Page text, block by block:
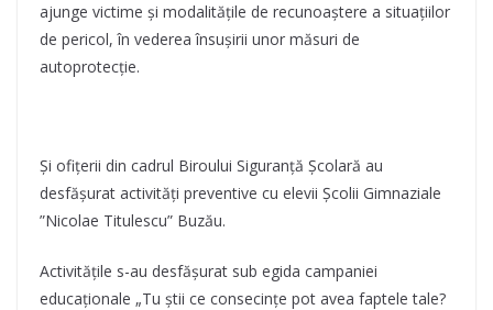
ajunge victime și modalităţile de recunoaştere a situaţiilor
de pericol, în vederea însuşirii unor măsuri de
autoprotecţie.
Și ofițerii din cadrul Biroului Siguranță Școlară au
desfăşurat activităţi preventive cu elevii Școlii Gimnaziale
”Nicolae Titulescu” Buzău.
Activităţile s-au desfășurat sub egida campaniei
educaționale „Tu știi ce consecințe pot avea faptele tale?